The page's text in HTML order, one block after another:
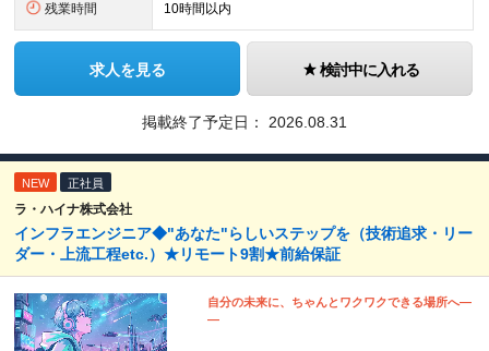
残業時間 10時間以内
求人を見る 検討中に入れる
掲載終了予定日： 2026.08.31
NEW 正社員
ラ・ハイナ株式会社
インフラエンジニア◆"あなた"らしいステップを（技術追求・リー
ダー・上流工程etc.）★リモート9割★前給保証
自分の未来に、ちゃんとワクワクできる場所へ―
―